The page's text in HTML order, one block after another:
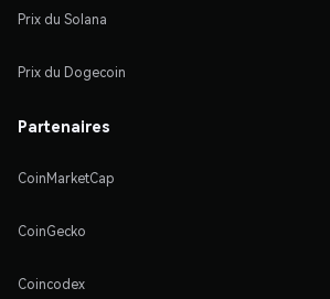
Prix du Solana
Prix du Dogecoin
Partenaires
CoinMarketCap
CoinGecko
Coincodex